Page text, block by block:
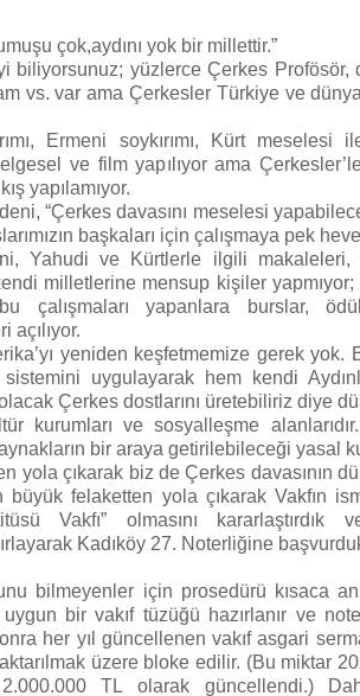
çok,aydını yok bir millettir.”
biliyorsunuz; yüzlerce Çerkes Profösör,
vs. var ama Çerkesler Türkiye ve
Ermeni soykırımı, Kürt
ve film yapılıyor ama
yapılamıyor.
“Çerkes davasını meselesi
başkaları için çalışmaya pek
Yahudi ve Kürtlerle ilgili makaleleri,
milletlerine mensup kişiler
çalışmaları yapanlara burslar,
açılıyor.
yeniden keşfetmemize gerek yok.
uygulayarak hem kendi
Çerkes dostlarını üretebiliriz diye
kurumları ve sosyalleşme
bir araya getirilebileceği yasal
yola çıkarak biz de Çerkes davasının
felaketten yola çıkarak Vakfın
Vakfı” olmasını kararlaştırdık
Kadıköy 27. Noterliğine
bilmeyenler için prosedürü kısaca
bir vakıf tüzüğü hazırlanır ve
her yıl güncellenen vakıf asgari
üzere bloke edilir. (Bu miktar
TL olarak güncellendi.)